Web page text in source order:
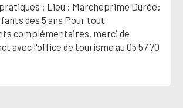
: Lieu : Marcheprime Durée:
dès 5 ans Pour tout
complémentaires, merci de
avec l'office de tourisme au 05 57 70